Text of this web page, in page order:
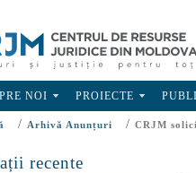
NOI PROIECTE
/ Arhivă Anunțuri / CRJM
recente